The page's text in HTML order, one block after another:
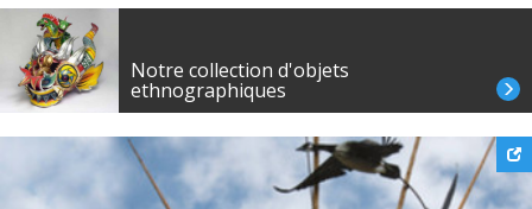
Notre collection d'objets
ethnographiques